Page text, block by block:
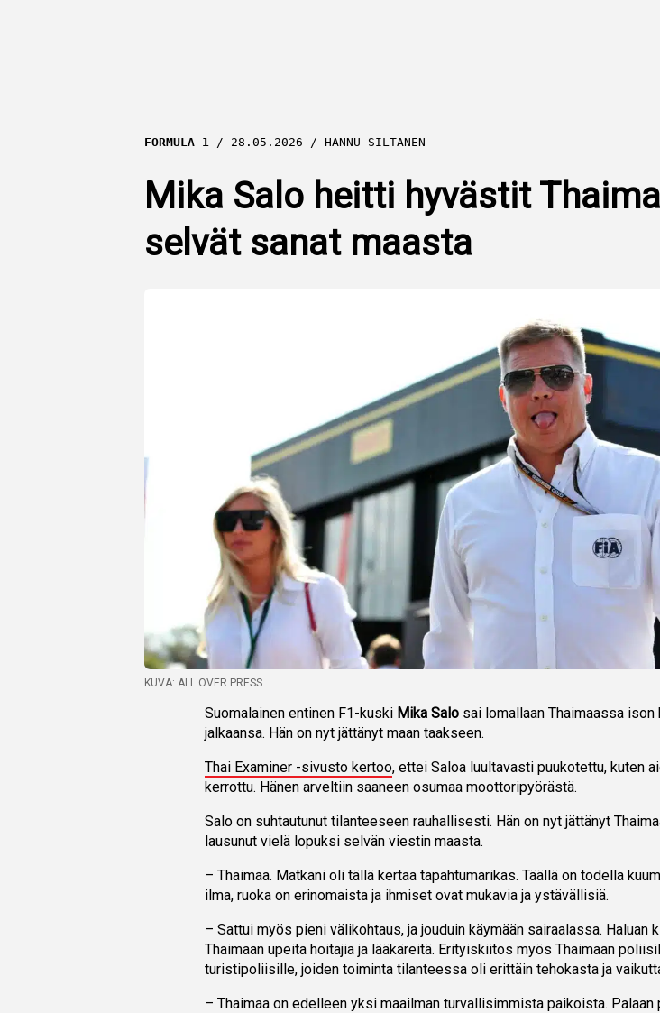
FORMULA 1 28.05.2026 HANNU SILTANEN
Mika Salo heitti hyvästit
selvät sanat maasta
KUVA: ALL OVER PRESS
Suomalainen entinen F1-kuski Mika Salo sai lomallaan Thaimaassa ison
jalkaansa. Hän on nyt jättänyt maan taakseen.
Thai Examiner -sivusto kertoo, ettei Saloa luultavasti puukotettu, kuten
kerrottu. Hänen arveltiin saaneen osumaa moottoripyörästä.
Salo on suhtautunut tilanteeseen rauhallisesti. Hän on nyt jättänyt
lausunut vielä lopuksi selvän viestin maasta.
– Thaimaa. Matkani oli tällä kertaa tapahtumarikas. Täällä on todella
ilma, ruoka on erinomaista ja ihmiset ovat mukavia ja ystävällisiä.
– Sattui myös pieni välikohtaus, ja jouduin käymään sairaalassa. Haluan
Thaimaan upeita hoitajia ja lääkäreitä. Erityiskiitos myös Thaimaan
turistipoliisille, joiden toiminta tilanteessa oli erittäin tehokasta ja
– Thaimaa on edelleen yksi maailman turvallisimmista paikoista. Palaan